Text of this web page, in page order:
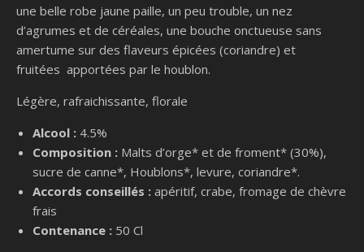
une belle robe jaune paille, un peu trouble, un nez
d’agrumes et de céréales, une bouche onctueuse sans
amertume sur des flaveurs épicées (coriandre) et
fruitées apportées par le houblon.
Légère, rafraichissante, florale
Alcool : 4.5%
Composition : Malts d’orge* et de froment* (30%),
sucre de canne*, Houblons*, levure, coriandre*.
Accords conseillés : apéritif, crabe, fromage de chèvre
frais
Contenance : 50 Cl